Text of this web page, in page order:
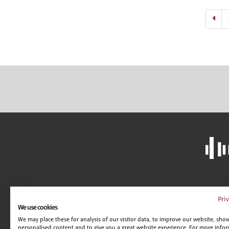
GUÍA DE CENTROS
We use cookies
We may place these for analysis of our visitor data, to improve our website,